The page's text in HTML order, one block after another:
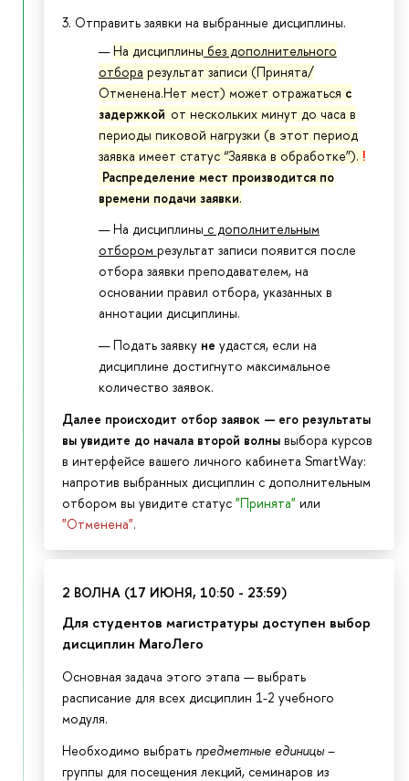
3. Отправить заявки на выбранные дисциплины.
На дисциплины без дополнительного
отбора результат записи (Принята/
Отменена.Нет мест) может отражаться с
задержкой от нескольких минут до часа в
периоды пиковой нагрузки (в этот период
заявка имеет статус “Заявка в обработке”). !
Распределение мест производится по
времени подачи заявки.
На дисциплины с дополнительным
отбором результат записи появится после
отбора заявки преподавателем, на
основании правил отбора, указанных в
аннотации дисциплины.
Подать заявку не удастся, если на
дисциплине достигнуто максимальное
количество заявок.
Далее происходит отбор заявок — его результаты
вы увидите до начала второй волнывыбора курсов
в интерфейсе вашего личного кабинета SmartWay:
напротив выбранных дисциплин с дополнительным
отбором вы увидите статус "Принята" или
"Отменена".
2 ВОЛНА (17 ИЮНЯ, 10:50 - 23:59)
Для студентов магистратуры доступен выбор
дисциплин МагоЛего
Основная задача этого этапа — выбрать
расписание для всех дисциплин 1-2 учебного
модуля.
Необходимо выбрать предметные единицы–
группы для посещения лекций, семинаров из